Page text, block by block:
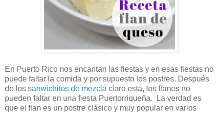
En Puerto Rico nos encantan las fiestas y en esas fiestas no
puede faltar la comida y por supuesto los postres. Después
de los sanwichitos de mezcla claro está, los flanes no
pueden faltar en una fiesta Puertorriqueña. La verdad es
que el flan es un postre clásico y muy popular en varios